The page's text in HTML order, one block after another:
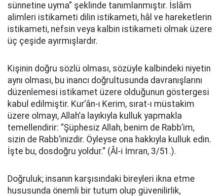
sünnetine uyma” şeklinde tanımlanmıştır. İslâm
alimleri istikameti dilin istikameti, hâl ve hareketlerin
istikameti, nefsin veya kalbin istikameti olmak üzere
üç çeşide ayırmışlardır.
Kişinin doğru sözlü olması, sözüyle kalbindeki niyetin
aynı olması, bu inancı doğrultusunda davranışlarını
düzenlemesi istikamet üzere olduğunun göstergesi
kabul edilmiştir. Kur’ân-ı Kerim, sırat-ı müstakim
üzere olmayı, Allah’a layıkıyla kulluk yapmakla
temellendirir: “Şüphesiz Allah, benim de Rabb’im,
sizin de Rabb’inizdir. Öyleyse ona hakkıyla kulluk edin.
İşte bu, dosdoğru yoldur.” (Âl-i İmran, 3/51.).
Doğruluk; insanın karşısındaki bireyleri ikna etme
hususunda önemli bir tutum olup güvenilirlik,